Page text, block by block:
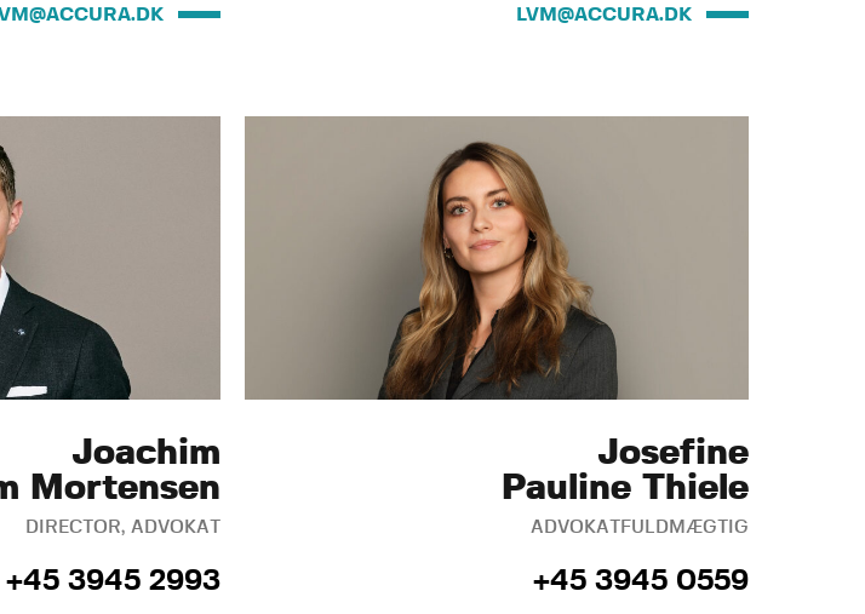
LVM@ACCURA.DK
Joachim
Mortensen
DIRECTOR, ADVOKAT
+45 3945 2993
Josefine
Pauline Thiele
ADVOKATFULDMÆGTIG
+45 3945 0559